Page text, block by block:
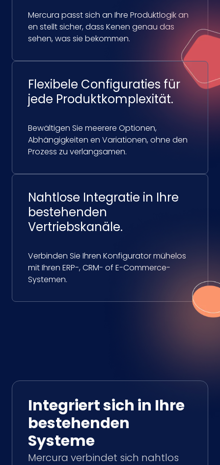
Mercura passt sich an Ihre Produktlogik an
en stellt sicher, dass Kenen genau das
sehen, was sie bekommen.
Flexibele Configuraties für
jede Produktkomplexität.
Bewältigen Sie meerere Optionen,
Abhängigkeiten en Variationen, ohne den
Prozess zu verlangsamen.
Nahtlose Integratie in Ihre
bestehenden
Vertriebskanäle.
Verbinden Sie Ihren Konfigurator mühelos
mit Ihren ERP-, CRM- of E-Commerce-
Systemen.
Integriert sich in Ihre
bestehenden
Systeme
Mercura verbindet sich nahtlos